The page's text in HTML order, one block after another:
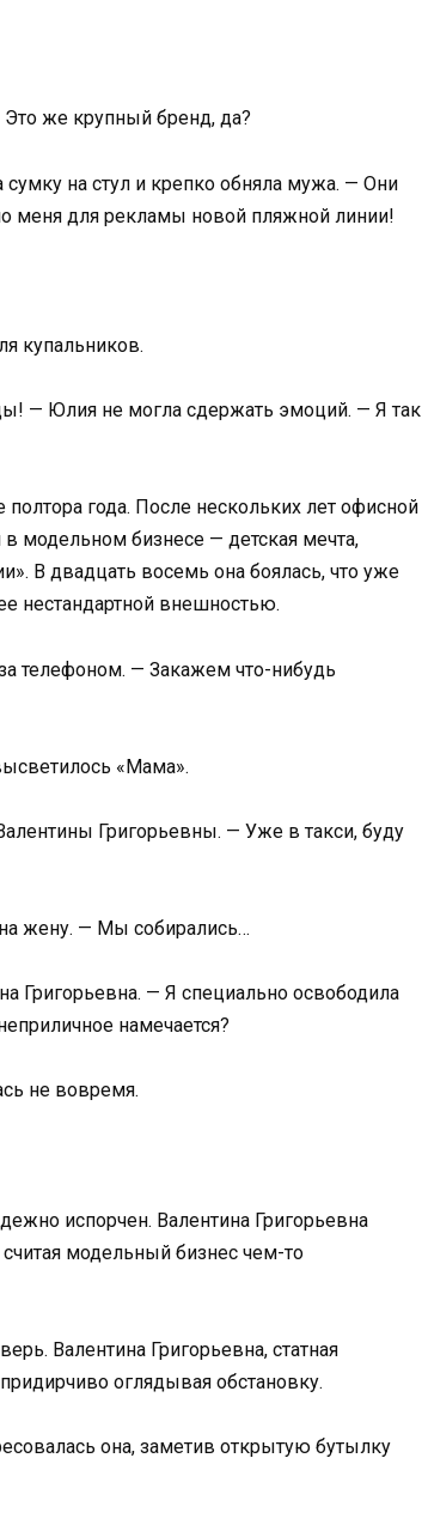
же крупный бренд, да?
на стул и крепко обняла мужа. — Они
меня для рекламы новой пляжной линии!
купальников.
— Юлия не могла сдержать эмоций. — Я так
года. После нескольких лет офисной
модельном бизнесе — детская мечта,
В двадцать восемь она боялась, что уже
нестандартной внешностью.
телефоном. — Закажем что-нибудь
«Мама».
Григорьевны. — Уже в такси, буду
жену. — Мы собирались…
Григорьевна. — Я специально освободила
намечается?
не вовремя.
испорчен. Валентина Григорьевна
модельный бизнес чем-то
Валентина Григорьевна, статная
оглядывая обстановку.
она, заметив открытую бутылку